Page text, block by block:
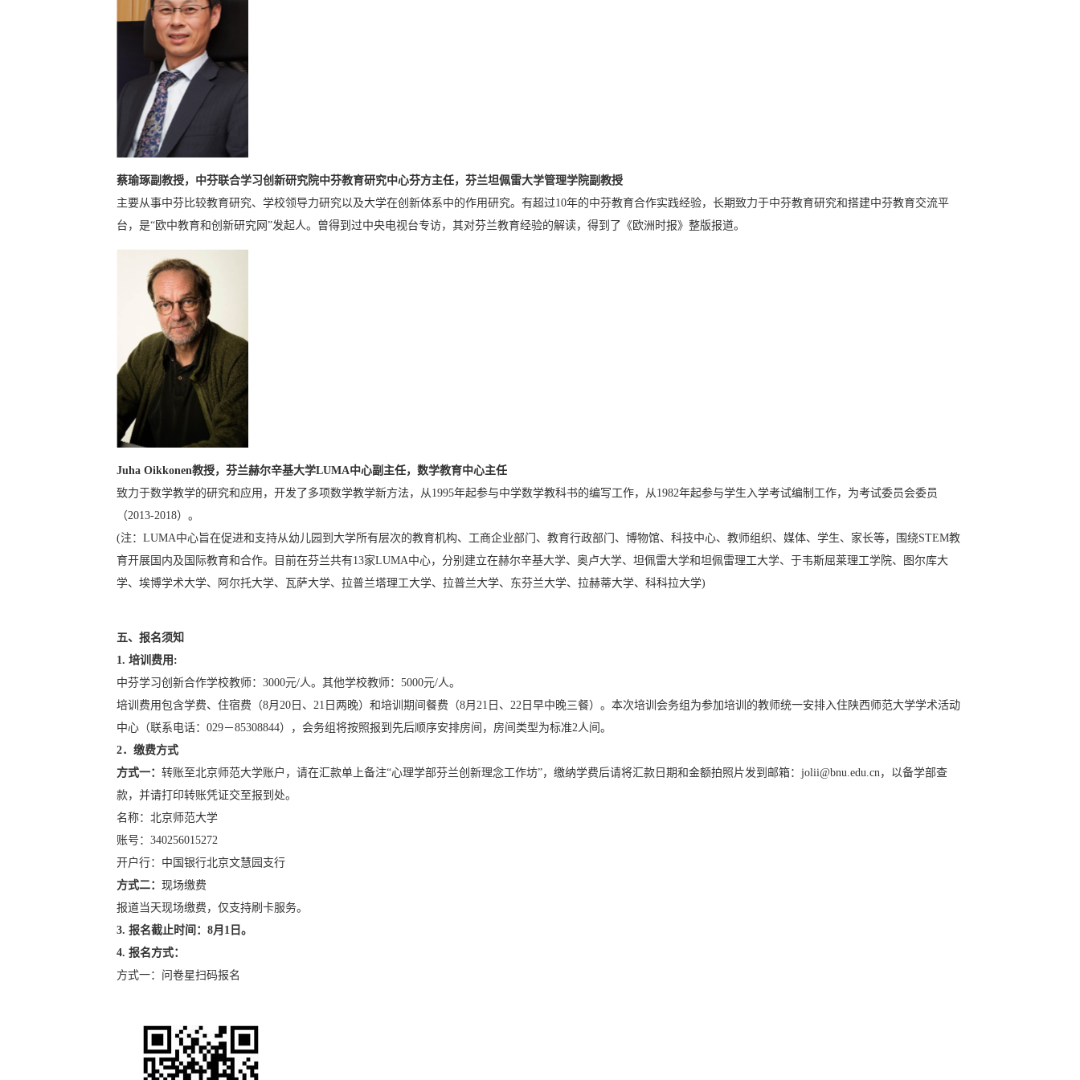
蔡瑜琢副教授，中芬联合学习创新研究院中芬教育研究中心芬方主任，芬兰坦佩雷大学管理学院副教授
主要从事中芬比较教育研究、学校领导力研究以及大学在创新体系中的作用研究。有超过10年的中芬教育合作实践经验，长期致力于中芬教育研究和搭建中芬教育交流平
台，是“欧中教育和创新研究网 ”发起人。曾得到过中央电视台专访，其对芬兰教育经验的解读，得到了《欧洲时报》整版报道。
Juha Oikkonen教授，芬兰赫尔辛基大学LUMA中心副主任，数学教育中心主任
致力于数学教学的研究和应用，开发了多项数学教学新方法，从1995年起参与中学数学教科书的编写工作，从1982年起参与学生入学考试编制工作，为考试委员会委员
（2013-2018）。
(注： LUMA中心旨在促进和支持从幼儿园到大学所有层次的教育机构、工商企业部门、教育行政部门、博物馆、科技中心、教师组织、媒体、学生、家长等，围绕STEM教
育开展国内及国际教育和合作。目前在芬兰共有13家LUMA中心，分别建立在赫尔辛基大学、奥卢大学、坦佩雷大学和坦佩雷理工大学、于韦斯屈莱理工学院、图尔库大
学、埃博学术大学、阿尔托大学、瓦萨大学、拉普兰塔理工大学、拉普兰大学、东芬兰大学、拉赫蒂大学、科科拉大学)
五、报名须知
1. 培训费用 :
中芬学习创新合作学校教师： 3000元/人。其他学校教师： 5000元/人。
培训费用包含学费、住宿费（8月 20 日、 21 日两晚）和培训期间餐费（8月 21 日、 22 日早中晚三餐）。本次培训会务组为参加培训的教师统一安排入住陕西师范大学学术活动
中心（联系电话： 029－85308844），会务组将按照报到先后顺序安排房间，房间类型为标准2人间。
2．缴费方式
方式一： 转账至北京师范大学账户，请在汇款单上备注“心理学部芬兰创新理念工作坊”，缴纳学费后请将汇款日期和金额拍照片发到邮箱：jolii@bnu.edu.cn，以备学部查
款，并请打印转账凭证交至报到处。
名称：北京师范大学
账号：340256015272
开户行：中国银行北京文慧园支行
方式二： 现场缴费
报道当天现场缴费，仅支持刷卡服务。
3. 报名截止时间： 8月 1 日。
4. 报名方式：
方式一：问卷星扫码报名